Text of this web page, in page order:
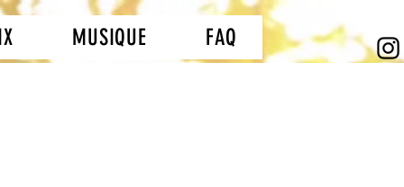
MUSIQUE FAQ